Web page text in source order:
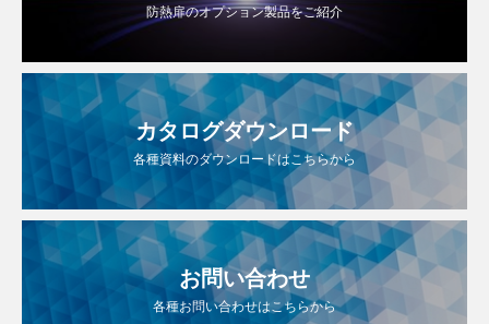
防熱扉のオプション製品をご紹介
カタログダウンロード
各種資料のダウンロードはこちらから
お問い合わせ
各種お問い合わせはこちらから